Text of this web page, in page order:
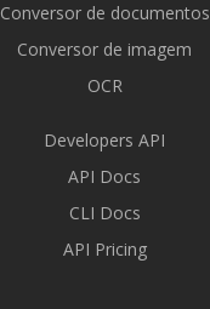
Conversor de documentos
Conversor de imagem
OCR
Developers API
API Docs
CLI Docs
API Pricing